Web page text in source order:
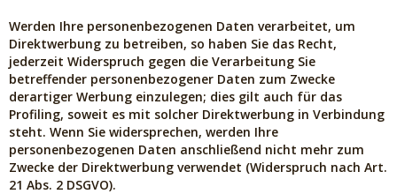
Werden Ihre personenbezogenen Daten verarbeitet, um
Direktwerbung zu betreiben, so haben Sie das Recht,
jederzeit Widerspruch gegen die Verarbeitung Sie
betreffender personenbezogener Daten zum Zwecke
derartiger Werbung einzulegen; dies gilt auch für das
Profiling, soweit es mit solcher Direktwerbung in Verbindung
steht. Wenn Sie widersprechen, werden Ihre
personenbezogenen Daten anschließend nicht mehr zum
Zwecke der Direktwerbung verwendet (Widerspruch nach Art.
21 Abs. 2 DSGVO).